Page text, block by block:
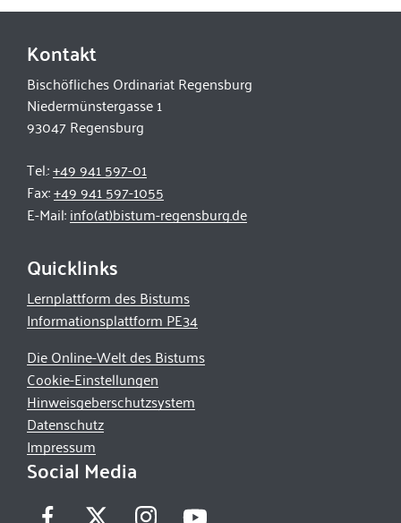
Kontakt
Bischöfliches Ordinariat Regensburg
Niedermünstergasse 1
93047 Regensburg
Tel.:+49 941 597-01
Fax:+49 941 597-1055
E-Mail:info(at)bistum-regensburg.de
Quicklinks
Lernplattform des Bistums
Informationsplattform PE34
Die Online-Welt des Bistums
Cookie-Einstellungen
Hinweisgeberschutzsystem
Datenschutz
Impressum
Social Media